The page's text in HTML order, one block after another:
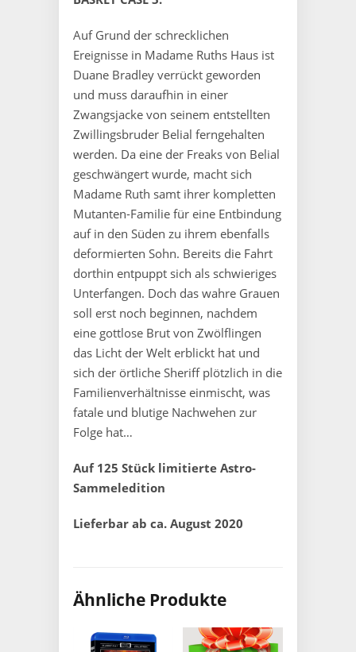
Auf Grund der schrecklichen
Ereignisse in Madame Ruths Haus ist
Duane Bradley verrückt geworden
und muss daraufhin in einer
Zwangsjacke von seinem entstellten
Zwillingsbruder Belial ferngehalten
werden. Da eine der Freaks von Belial
geschwängert wurde, macht sich
Madame Ruth samt ihrer kompletten
Mutanten-Familie für eine Entbindung
auf in den Süden zu ihrem ebenfalls
deformierten Sohn. Bereits die Fahrt
dorthin entpuppt sich als schwieriges
Unterfangen. Doch das wahre Grauen
soll erst noch beginnen, nachdem
eine gottlose Brut von Zwölflingen
das Licht der Welt erblickt hat und
sich der örtliche Sheriff plötzlich in die
Familienverhältnisse einmischt, was
fatale und blutige Nachwehen zur
Folge hat…
Auf 125 Stück limitierte Astro-
Sammeledition
Lieferbar ab ca. August 2020
Ähnliche Produkte